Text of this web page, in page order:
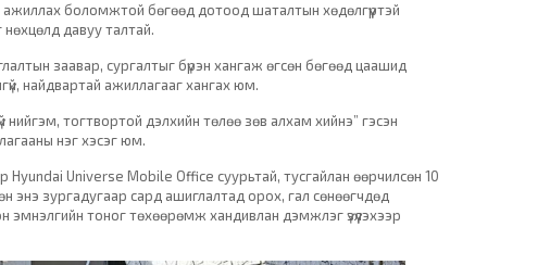
ажиллах боломжтой бөгөөд дотоод шаталтын хөдөлгүүртэй
давуу талтай.
заавар, сургалтыг бүрэн хангаж өгсөн бөгөөд цаашид
найдвартай ажиллагааг хангах юм.
нийгэм, тогтвортой дэлхийн төлөө зөв алхам хийнэ” гэсэн
нэг хэсэг юм.
Hyundai Universe Mobile Office суурьтай, тусгайлан өөрчилсөн 10
энэ зургадугаар сард ашиглалтад орох, гал сөнөөгчдөд
тоног төхөөрөмж хандивлан дэмжлэг үзүүлэхээр